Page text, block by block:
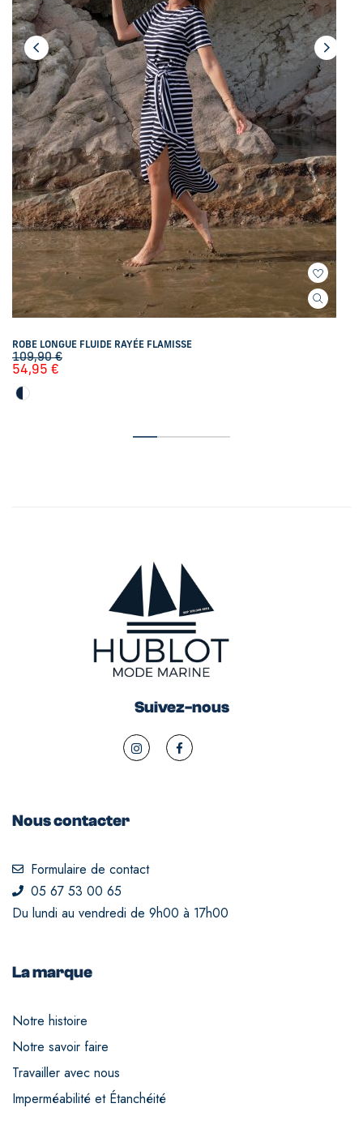
ROBE LONGUE FLUIDE RAYÉE FLAMISSE
109,90€
54,95 €
Suivez-nous
Nous contacter
Formulaire de contact
05 67 53 00 65
Du lundi au vendredi de 9h00 à 17h00
La marque
Notre histoire
Notre savoir faire
Travailler avec nous
Imperméabilité et Étanchéité